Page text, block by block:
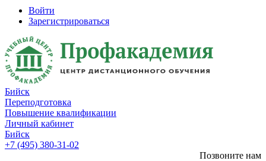
Войти
Зарегистрироваться
Бийск
Переподготовка
Повышение квалификации
Личный кабинет
Бийск
+7 (495) 380-31-02
Позвоните нам